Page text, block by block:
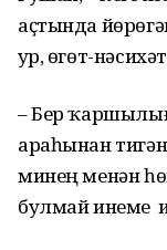
аҫтында
ҙур, өгөт-
– Бер
араһынан
минең менән
булмай инеме